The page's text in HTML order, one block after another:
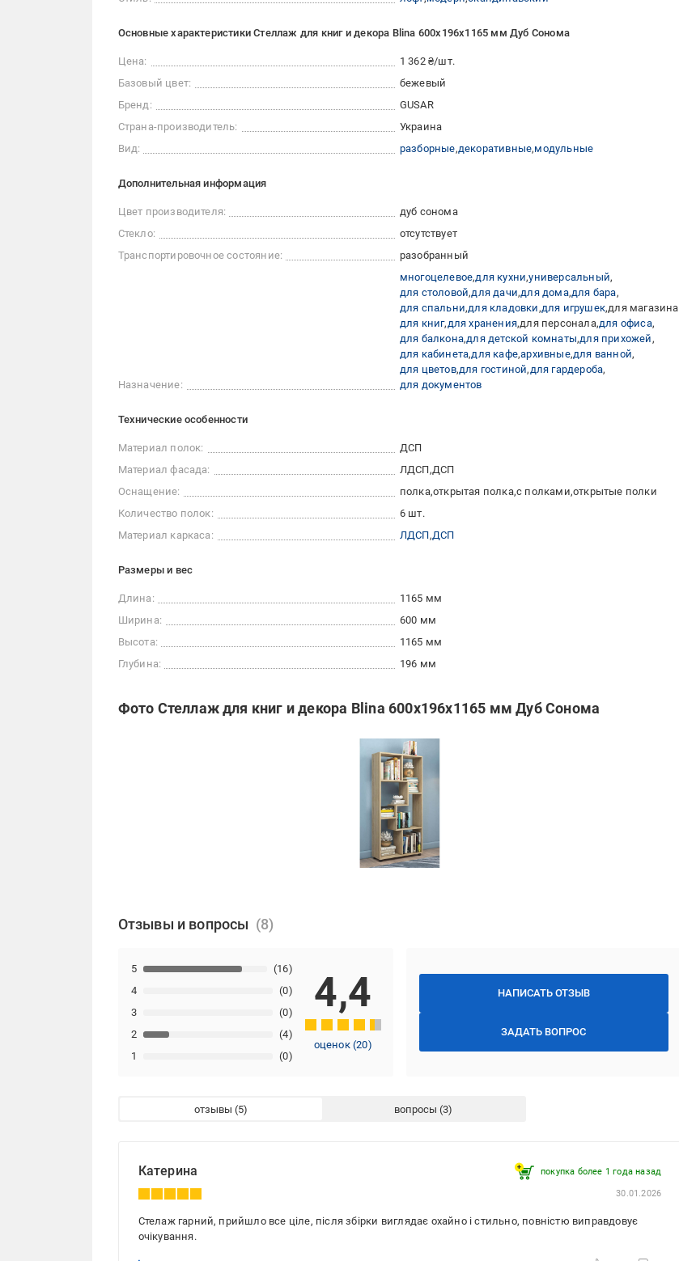
Основные характеристики Стеллаж для книг и декора Blina 600х196х1165 мм Дуб Сонома
Цена:
1 362 ₴/шт.
Базовый цвет:
бежевый
Бренд:
GUSAR
Страна-производитель:
Украина
Вид:
разборные декоративные модульные
Дополнительная информация
Цвет производителя:
дуб сонома
Стекло:
отсутствует
Транспортировочное состояние:
разобранный
Назначение:
многоцелевое для кухни универсальный
для столовой для дачи для дома для бара
для спальни для кладовки для игрушек для магазина
для книг для хранения для персонала для офиса
для балкона для детской комнаты для прихожей
для кабинета для кафе архивные для ванной
для цветов для гостиной для гардероба
для документов
Технические особенности
Материал полок:
ДСП
Материал фасада:
ЛДСП ДСП
Оснащение:
полка открытая полка с полками открытые полки
Количество полок:
6 шт.
Материал каркаса:
ЛДСП ДСП
Размеры и вес
Длина:
1165 мм
Ширина:
600 мм
Высота:
1165 мм
Глубина:
196 мм
Фото Стеллаж для книг и декора Blina 600х196х1165 мм Дуб Сонома
Отзывы и вопросы
НАПИСАТЬ ОТЗЫВ
ЗАДАТЬ ВОПРОС
1 (0)
2 (4)
3 (0)
4 (0)
5 (16)
4,4
оценок(20)
отзывы вопросы
Катерина покупка более 1 года назад
30.01.2026
Стелаж гарний, прийшло все ціле, після збірки виглядає охайно і стильно, повністю виправдовує
очікування.